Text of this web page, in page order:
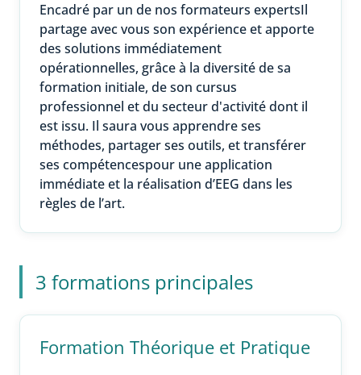
Encadré par un de nos formateurs expertsIl
partage avec vous son expérience et apporte
des solutions immédiatement
opérationnelles, grâce à la diversité de sa
formation initiale, de son cursus
professionnel et du secteur d'activité dont il
est issu. Il saura vous apprendre ses
méthodes, partager ses outils, et transférer
ses compétencespour une application
immédiate et la réalisation d’EEG dans les
règles de l’art.
3 formations principales
Formation Théorique et Pratique